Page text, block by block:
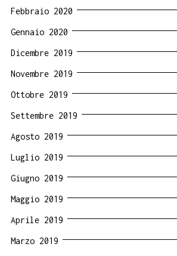
Febbraio 2020
Gennaio 2020
Dicembre 2019
Novembre 2019
Ottobre 2019
Settembre 2019
Agosto 2019
Luglio 2019
Giugno 2019
Maggio 2019
Aprile 2019
Marzo 2019